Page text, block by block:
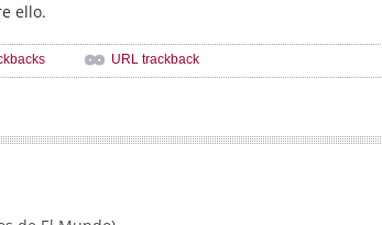
ello.
URL trackback